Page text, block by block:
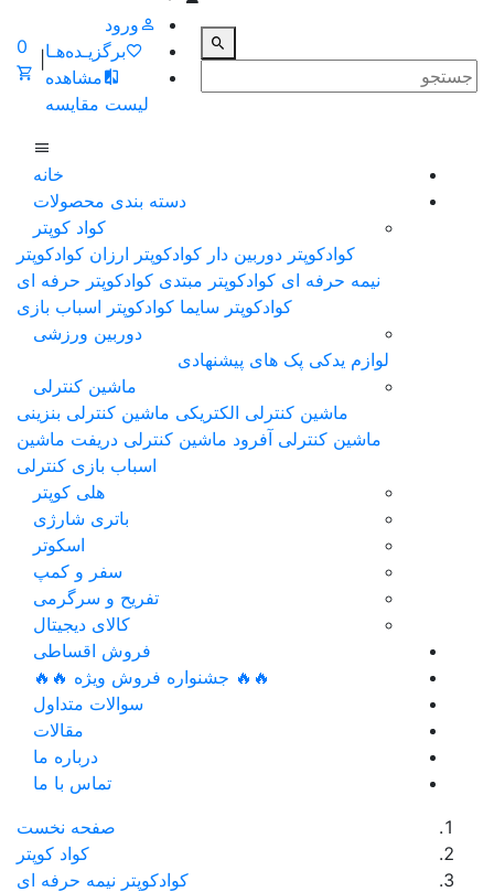
ورود
برگزیـده‌هـا
مشاهده
لیست مقایسه
0
خانه
دسته بندی محصولات
کواد کوپتر
کوادکوپتر دوربین دار کوادکوپتر ارزان کوادکوپتر
نیمه حرفه ای کوادکوپتر مبتدی کوادکوپتر حرفه ای
کوادکوپتر سایما کوادکوپتر اسباب بازی
دوربین ورزشی
لوازم یدکی پک های پیشنهادی
ماشین کنترلی
ماشین کنترلی الکتریکی ماشین کنترلی بنزینی
ماشین کنترلی آفرود ماشین کنترلی دریفت ماشین
اسباب بازی کنترلی
هلی کوپتر
باتری شارژی
اسکوتر
سفر و کمپ
تفریح و سرگرمی
کالای دیجیتال
فروش اقساطی
🔥🔥 جشنواره فروش ویژه 🔥🔥
سوالات متداول
مقالات
درباره ما
تماس با ما
صفحه نخست
کواد کوپتر
کوادکوپتر نیمه حرفه ای